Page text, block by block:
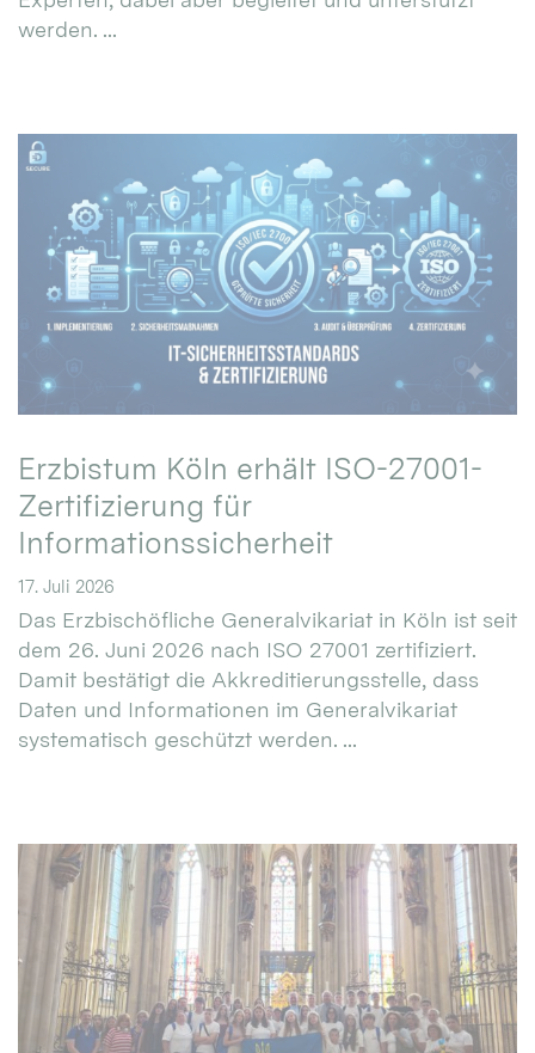
werden. ...
Erzbistum Köln erhält ISO-27001-
Zertifizierung für
Informationssicherheit
17. Juli 2026
Das Erzbischöfliche Generalvikariat in Köln ist seit
dem 26. Juni 2026 nach ISO 27001 zertifiziert.
Damit bestätigt die Akkreditierungsstelle, dass
Daten und Informationen im Generalvikariat
systematisch geschützt werden. ...